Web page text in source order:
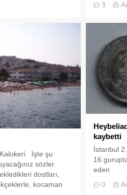
da
salonunda
red
Meclis
Adalar
2012
bitmek
Bülent
ortaya
üzerine...
3
İşte şu
sözler.
dostları,
kocaman
kaybetti
İstanbul
eden
mağlup
0